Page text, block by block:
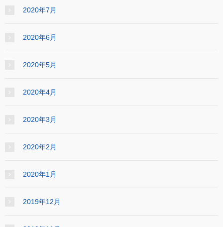
2020年7月
2020年6月
2020年5月
2020年4月
2020年3月
2020年2月
2020年1月
2019年12月